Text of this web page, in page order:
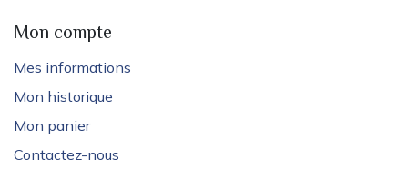
Mon compte
Mes informations
Mon historique
Mon panier
Contactez-nous